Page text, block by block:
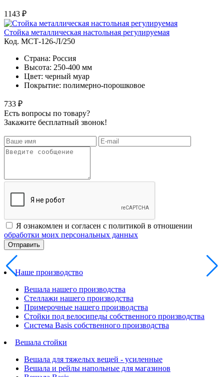
1143 ₽
Стойка металлическая настольная регулируемая
Код. MСТ-126-Л/250
Страна: Россия
Высота: 250-400 мм
Цвет: черный муар
Покрытие: полимерно-порошковое
733 ₽
Есть вопросы по товару?
Закажите бесплатный звонок!
Я ознакомлен и согласен с политикой в отношении
обработки моих персональных данных
Наше производство
Вешала нашего производства
Стеллажи нашего производства
Примерочные нашего производства
Стойки под велосипеды собственного производства
Система Basis собственного производства
Вешала стойки
Вешала для тяжелых вещей - усиленные
Вешала и рейлы напольные для магазинов